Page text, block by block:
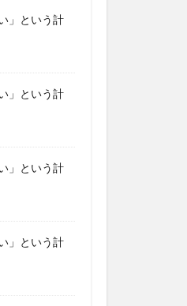
」という計
」という計
」という計
」という計